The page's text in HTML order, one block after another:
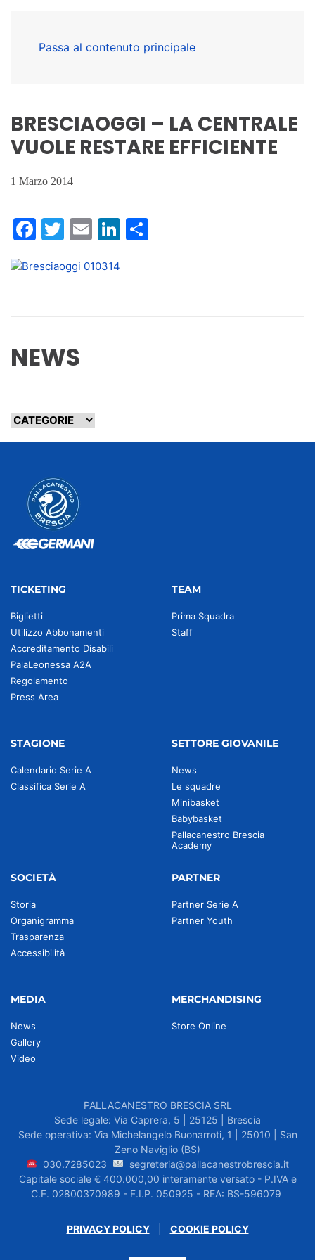
Passa al contenuto principale
BRESCIAOGGI – LA CENTRALE
VUOLE RESTARE EFFICIENTE
1 Marzo 2014
Facebook
Twitter
EmailLinkedIn
NEWS
TICKETING
Biglietti
Utilizzo Abbonamenti
Accreditamento Disabili
PalaLeonessa A2A
Regolamento
Press Area
TEAM
Prima Squadra
Staff
STAGIONE
Calendario Serie A
Classifica Serie A
SETTORE GIOVANILE
News
Le squadre
Minibasket
Babybasket
Pallacanestro Brescia
Academy
SOCIETÀ
Storia
Organigramma
Trasparenza
Accessibilità
PARTNER
Partner Serie A
Partner Youth
MEDIA
News
Gallery
Video
MERCHANDISING
Store Online
PALLACANESTRO BRESCIA SRL
Sede legale: Via Caprera, 5 | 25125 | Brescia
Sede operativa: Via Michelangelo Buonarroti, 1 | 25010 | San
Zeno Naviglio (BS)
030.7285023
segreteria@pallacanestrobrescia.it
Capitale sociale € 400.000,00 interamente versato - P.IVA e
C.F. 02800370989 - F.I.P. 050925 - REA: BS-596079
PRIVACY POLICY| COOKIE POLICY